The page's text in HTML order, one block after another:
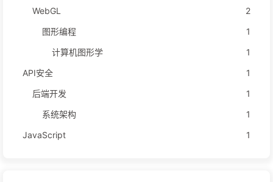
WebGL
2
图形编程
1
计算机图形学
1
API安全
1
后端开发
1
系统架构
1
JavaScript
1